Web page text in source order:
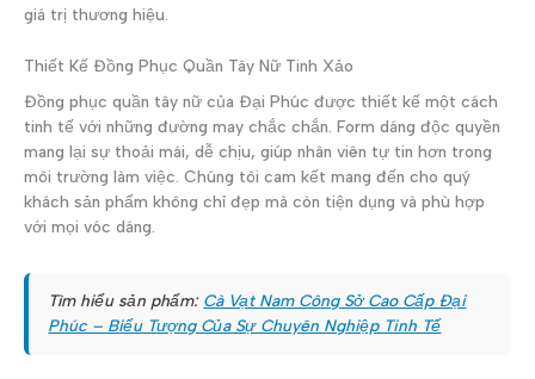
giá trị thương hiệu.
Thiết Kế Đồng Phục Quần Tây Nữ Tinh Xảo
Đồng phục quần tây nữ của Đại Phúc được thiết kế một cách
tinh tế với những đường may chắc chắn. Form dáng độc quyền
mang lại sự thoải mái, dễ chịu, giúp nhân viên tự tin hơn trong
môi trường làm việc. Chúng tôi cam kết mang đến cho quý
khách sản phẩm không chỉ đẹp mà còn tiện dụng và phù hợp
với mọi vóc dáng.
Tìm hiểu sản phẩm: Cà Vạt Nam Công Sở Cao Cấp Đại
Phúc – Biểu Tượng Của Sự Chuyên Nghiệp Tinh Tế